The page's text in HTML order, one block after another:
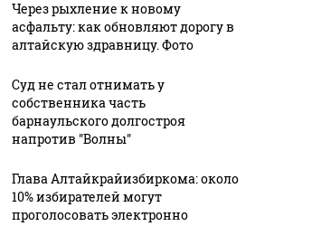
Через рыхление к новому
асфальту: как обновляют дорогу в
алтайскую здравницу. Фото
Суд не стал отнимать у
собственника часть
барнаульского долгостроя
напротив "Волны"
Глава Алтайкрайизбиркома: около
10% избирателей могут
проголосовать электронно